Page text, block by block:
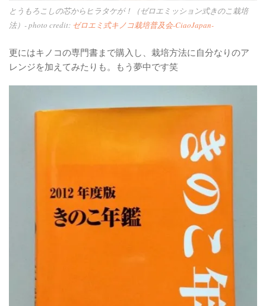
とうもろこしの芯からヒラタケが！（ゼロエミッション式きのこ栽培
法）- photo credit: ゼロエミ式キノコ栽培普及会-CiaoJapan-
更にはキノコの専門書まで購入し、栽培方法に自分なりのア
レンジを加えてみたりも。もう夢中です笑